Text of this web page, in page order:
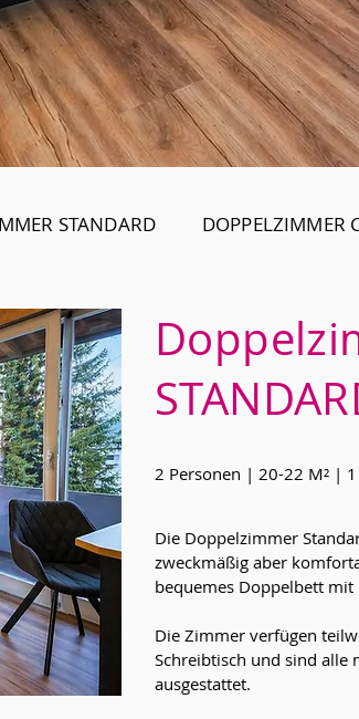
STANDARD DOPPELZIMMER
2 Personen | 20-22 M² |
Die Doppelzimmer
zweckmäßig aber
bequemes Doppelbett mit
Die Zimmer verfügen
Schreibtisch und sind alle
ausgestattet.